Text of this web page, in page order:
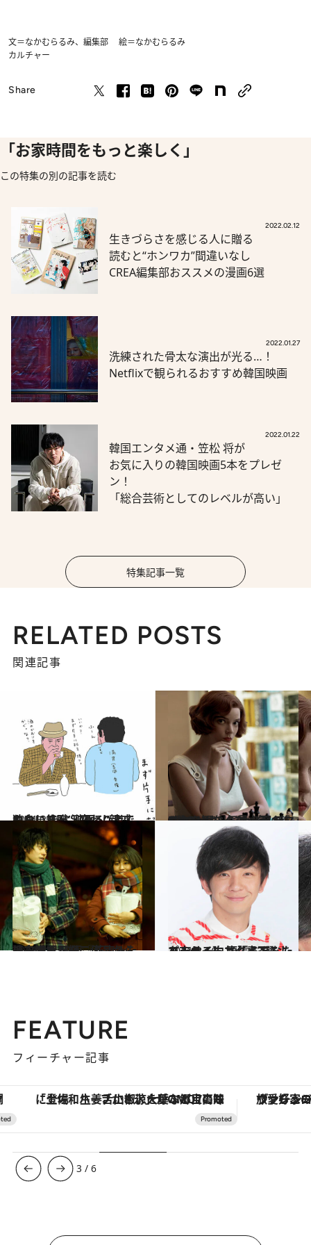
文＝なかむらるみ、編集部 絵＝なかむらるみ
カルチャー
Share
「お家時間をもっと楽しく」
この特集の別の記事を読む
2022.02.12
生きづらさを感じる人に贈る
読むと“ホンワカ”間違いなし
CREA編集部おススメの漫画6選
2022.01.27
洗練された骨太な演出が光る…！
Netflixで観られるおすすめ韓国映画
2022.01.22
韓国エンタメ通・笠松 将が
お気に入りの韓国映画5本をプレゼ
ン！
「総合芸術としてのレベルが高い」
特集記事一覧
RELATED POSTS
関連記事
2021.2.25
独身、無職、変わり者でもいい 心に沁みる“親戚のおじさん”映画
カルチャー 2020.12.28
これを観なくちゃ年は越せない！ 一気見必至のNetflixオリジナルドラマ5選
カルチャー
2021.3.4
過去の坂元裕二作品から読み解く 映画『花束みたいな恋をした』
カルチャー 2021.2.16
パンサー向井【書下ろしエッセイ】 頑張るあなたを支えるエンタメ3選
カルチャー
FEATURE
フィーチャー記事
「土佐和ハーブかき氷」がOMO7高知に登場！生姜、山椒、大葉など目にも舌にも涼を呼ぶ郷土の味 ヴァシュロン・コンスタンタ
3 /6